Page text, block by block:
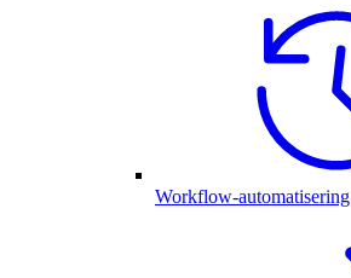
Workflow-automatisering